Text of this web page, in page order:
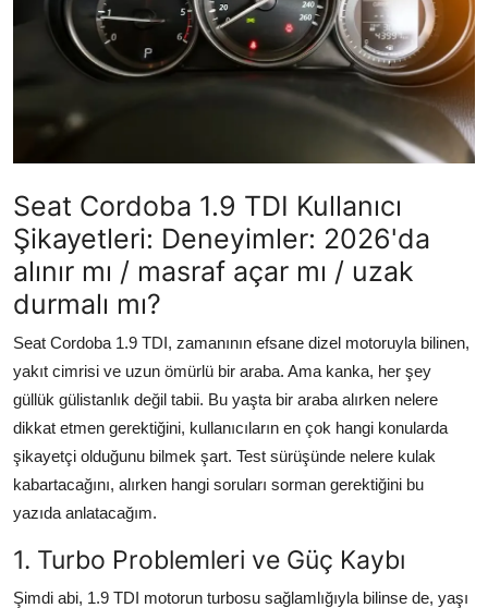
Kiralama & Filo
Sürüş & Güvenlik
Lastik & Jant
Yağlar & Sıvılar
LPG & Yakıt
Elektrik & Akü
Klima & Konfor
Aydınlatma & Görüş
Şanzıman & Aktarma
Dizel Sistemler
Multimedya & Elektronik
Seat Cordoba 1.9 TDI Kullanıcı
Şikayetleri: Deneyimler: 2026'da
alınır mı / masraf açar mı / uzak
durmalı mı?
Seat Cordoba 1.9 TDI, zamanının efsane dizel motoruyla bilinen,
yakıt cimrisi ve uzun ömürlü bir araba. Ama kanka, her şey
güllük gülistanlık değil tabii. Bu yaşta bir araba alırken nelere
dikkat etmen gerektiğini, kullanıcıların en çok hangi konularda
şikayetçi olduğunu bilmek şart. Test sürüşünde nelere kulak
kabartacağını, alırken hangi soruları sorman gerektiğini bu
yazıda anlatacağım.
1. Turbo Problemleri ve Güç Kaybı
Şimdi abi, 1.9 TDI motorun turbosu sağlamlığıyla bilinse de, yaşı